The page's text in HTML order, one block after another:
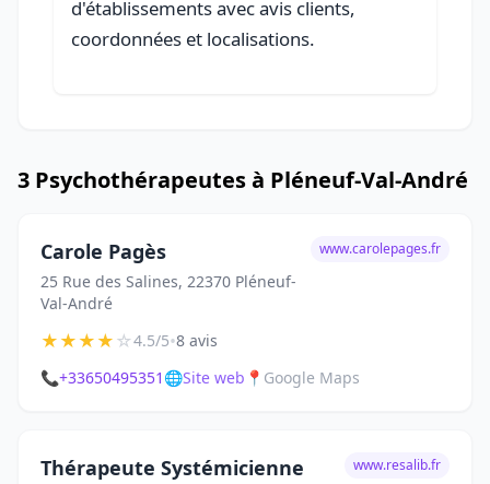
d'établissements avec avis clients,
coordonnées et localisations.
3 Psychothérapeutes à Pléneuf-Val-André
Carole Pagès
25 Rue des Salines, 22370 Pléneuf-
Val-André
www.carolepages.fr
★★★★☆4.5/5•8 avis
📞+33650495351 🌐Site web 📍 Google Maps
Thérapeute Systémicienne
www.resalib.fr